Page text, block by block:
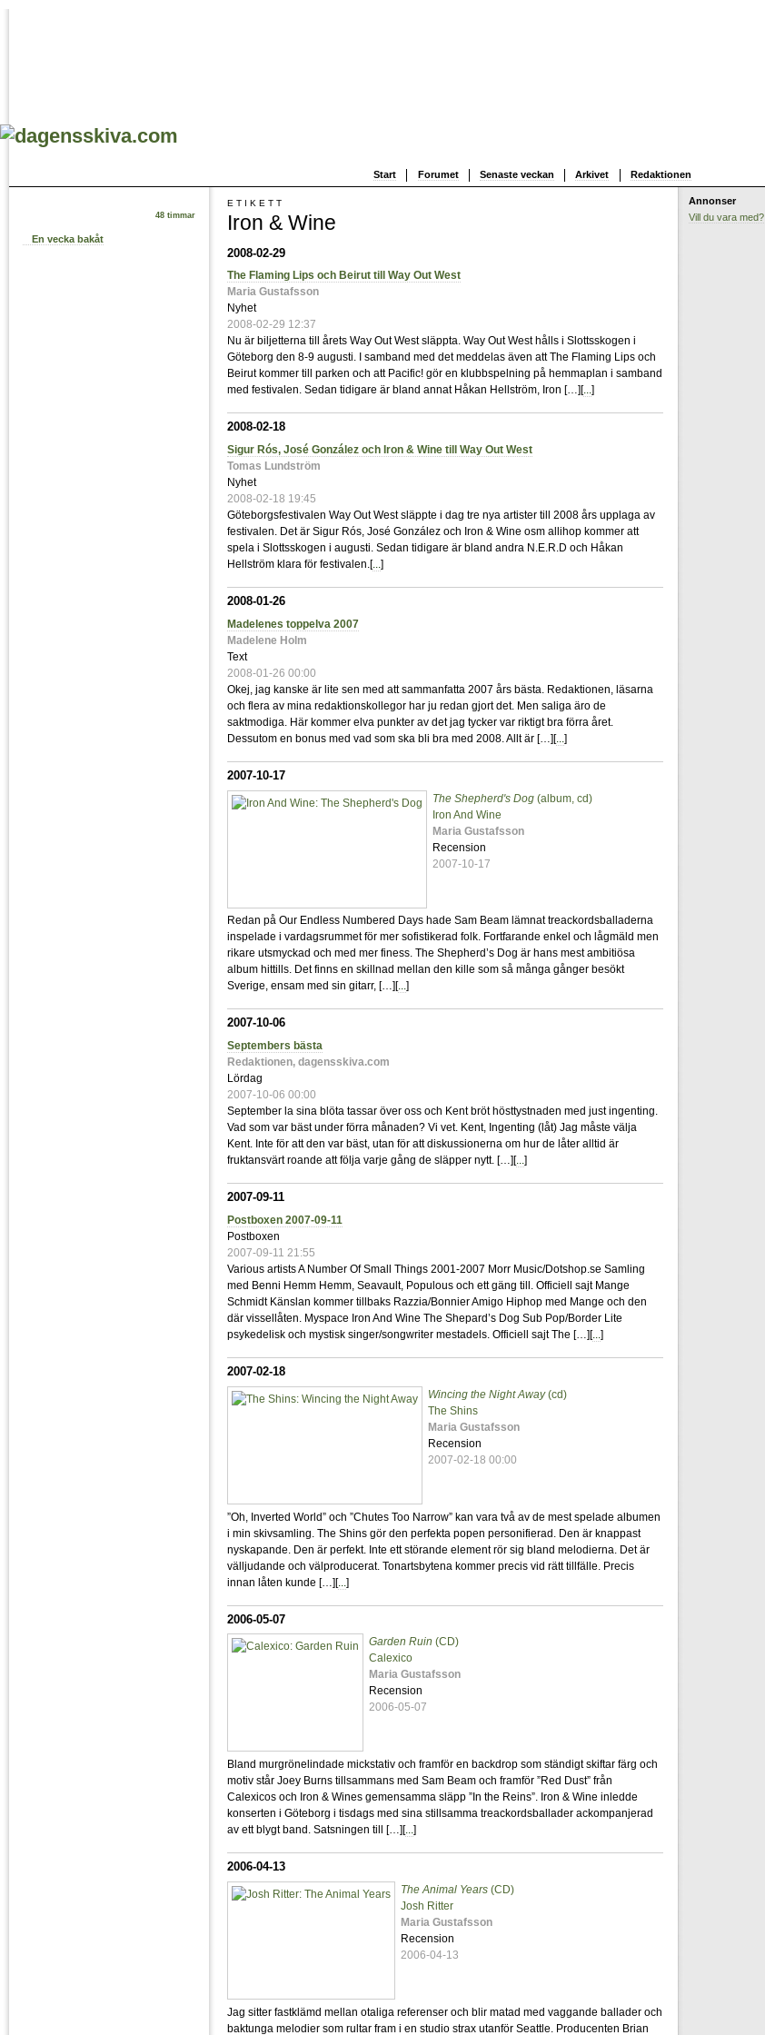
Start Forumet Senaste veckan Arkivet Redaktionen
48 timmar
En vecka bakåt
ETIKETT
Iron & Wine
2008-02-29
The Flaming Lips och Beirut till Way Out West
Maria Gustafsson
Nyhet
2008-02-29 12:37
Nu är biljetterna till årets Way Out West släppta. Way Out West hålls i Slottsskogen i
Göteborg den 8-9 augusti. I samband med det meddelas även att The Flaming Lips och
Beirut kommer till parken och att Pacific! gör en klubbspelning på hemmaplan i samband
med festivalen. Sedan tidigare är bland annat Håkan Hellström, Iron […][...]
2008-02-18
Sigur Rós, José González och Iron & Wine till Way Out West
Tomas Lundström
Nyhet
2008-02-18 19:45
Göteborgsfestivalen Way Out West släppte i dag tre nya artister till 2008 års upplaga av
festivalen. Det är Sigur Rós, José González och Iron & Wine osm allihop kommer att
spela i Slottsskogen i augusti. Sedan tidigare är bland andra N.E.R.D och Håkan
Hellström klara för festivalen.[...]
2008-01-26
Madelenes toppelva 2007
Madelene Holm
Text
2008-01-26 00:00
Okej, jag kanske är lite sen med att sammanfatta 2007 års bästa. Redaktionen, läsarna
och flera av mina redaktionskollegor har ju redan gjort det. Men saliga äro de
saktmodiga. Här kommer elva punkter av det jag tycker var riktigt bra förra året.
Dessutom en bonus med vad som ska bli bra med 2008. Allt är […][... ]
2007-10-17
The Shepherd's Dog (album, cd)
Iron And Wine
Maria Gustafsson
Recension
2007-10-17
Redan på Our Endless Numbered Days hade Sam Beam lämnat treackordsballaderna
inspelade i vardagsrummet för mer sofistikerad folk. Fortfarande enkel och lågmäld men
rikare utsmyckad och med mer finess. The Shepherd’s Dog är hans mest ambitiösa
album hittills. Det finns en skillnad mellan den kille som så många gånger besökt
Sverige, ensam med sin gitarr, […][...]
2007-10-06
Septembers bästa
Redaktionen, dagensskiva.com
Lördag
2007-10-06 00:00
September la sina blöta tassar över oss och Kent bröt hösttystnaden med just ingenting.
Vad som var bäst under förra månaden? Vi vet. Kent, Ingenting (låt) Jag måste välja
Kent. Inte för att den var bäst, utan för att diskussionerna om hur de låter alltid är
fruktansvärt roande att följa varje gång de släpper nytt. […][...]
2007-09-11
Postboxen 2007-09-11
Postboxen
2007-09-11 21:55
Various artists A Number Of Small Things 2001-2007 Morr Music/Dotshop.se Samling
med Benni Hemm Hemm, Seavault, Populous och ett gäng till. Officiell sajt Mange
Schmidt Känslan kommer tillbaks Razzia/Bonnier Amigo Hiphop med Mange och den
där vissellåten. Myspace Iron And Wine The Shepard’s Dog Sub Pop/Border Lite
psykedelisk och mystisk singer/songwriter mestadels. Officiell sajt The […][...]
2007-02-18
Wincing the Night Away(cd)
The Shins
Maria Gustafsson
Recension
2007-02-18 00:00
”Oh, Inverted World” och ”Chutes Too Narrow” kan vara två av de mest spelade albumen
i min skivsamling. The Shins gör den perfekta popen personifierad. Den är knappast
nyskapande. Den är perfekt. Inte ett störande element rör sig bland melodierna. Det är
välljudande och välproducerat. Tonartsbytena kommer precis vid rätt tillfälle. Precis
innan låten kunde […][... ]
2006-05-07
Garden Ruin (CD)
Calexico
Maria Gustafsson
Recension
2006-05-07
Bland murgrönelindade mickstativ och framför en backdrop som ständigt skiftar färg och
motiv står Joey Burns tillsammans med Sam Beam och framför ”Red Dust” från
Calexicos och Iron & Wines gemensamma släpp ”In the Reins”. Iron & Wine inledde
konserten i Göteborg i tisdags med sina stillsamma treackordsballader ackompanjerad
av ett blygt band. Satsningen till […][...]
2006-04-13
The Animal Years (CD)
Josh Ritter
Maria Gustafsson
Recension
2006-04-13
Jag sitter fastklämd mellan otaliga referenser och blir matad med vaggande ballader och
baktunga melodier som rultar fram i en studio strax utanför Seattle. Producenten Brian
Annonser
Vill du vara med?